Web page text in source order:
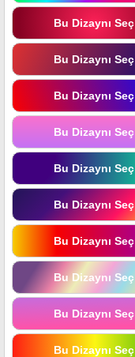
Bu Dizaynı Seç
Bu Dizaynı Seç
Bu Dizaynı Seç
Bu Dizaynı Seç
Bu Dizaynı Seç
Bu Dizaynı Seç
Bu Dizaynı Seç
Bu Dizaynı Seç
Bu Dizaynı Seç
Bu Dizaynı Seç